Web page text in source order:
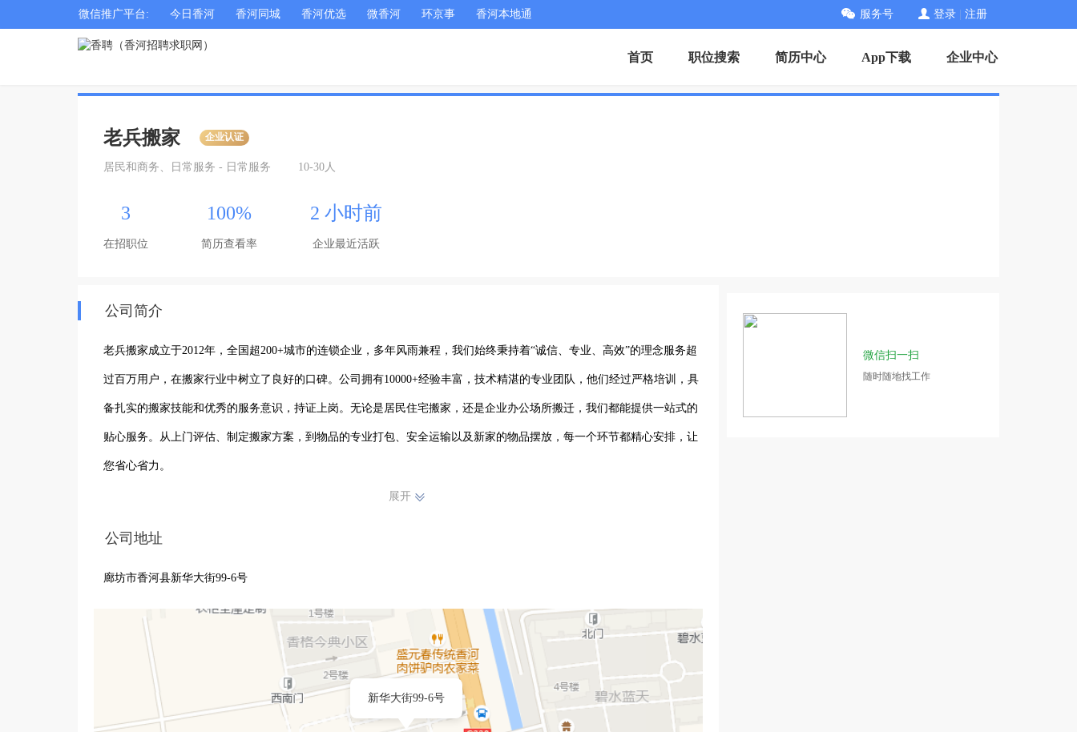
微信推广平台: 今日香河 香河同城 香河优选 微香河 环京事 香河本地通 服务号 登录 注册
首页 职位搜索 简历中心 App下载 企业中心
老兵搬家 企业认证
居民和商务、日常服务 - 日常服务 10-30人
3
在招职位
100%
简历查看率
2 小时前
企业最近活跃
公司简介
老兵搬家成立于2012年，全国超200+城市的连锁企业，多年风雨兼程，我们始终秉持着“诚信、专业、高效”的理念服务超
过百万用户，在搬家行业中树立了良好的口碑。公司拥有10000+经验丰富，技术精湛的专业团队，他们经过严格培训，具
备扎实的搬家技能和优秀的服务意识，持证上岗。无论是居民住宅搬家，还是企业办公场所搬迁，我们都能提供一站式的
贴心服务。从上门评估、制定搬家方案，到物品的专业打包、安全运输以及新家的物品摆放，每一个环节都精心安排，让
您省心省力。
展开
公司地址
廊坊市香河县新华大街99-6号
新华大街99-6号
微信扫一扫
随时随地找工作